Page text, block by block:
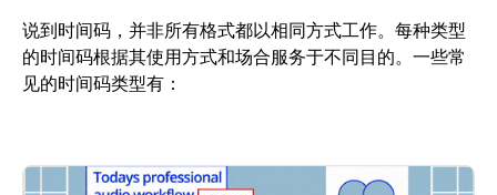
说到时间码，并非所有格式都以相同方式工作。每种类型
的时间码根据其使用方式和场合服务于不同目的。一些常
见的时间码类型有：